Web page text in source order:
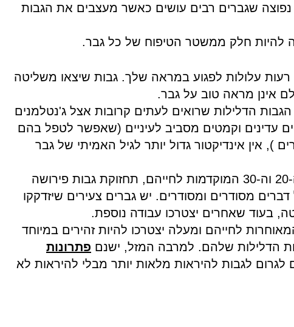
נפוצה שגברים רבים עושים כאשר מעצבים את הגבות
רעות עלולות לפגוע במראה שלך. גבות שיצאו משליטה
אינן מראה טוב על גבר.
הדלילות שרואים לעתים קרובות אצל ג'נטלמנים
עדינים וקמטים מסביב לעיניים (שאפשר לטפל בהם
), אין אינדיקטור גדול יותר לגיל האמיתי של גבר
עבור גברים בשנות ה-20 וה-30 המוקדמות לחייהם, תחזוקת גבות פירושה
מסודרים ומסודרים. יש גברים צעירים שיזדקקו
בעוד שאחרים יצטרכו עבודה נוספת.
בשנות ה-30 המאוחרות לחייהם ומעלה יצטרכו להיות זהירים במיוחד
הדלילות שלהם. למרבה המזל, ישנם פתרונות
לגרום לגבות להיראות מלאות יותר מבלי להיראות לא